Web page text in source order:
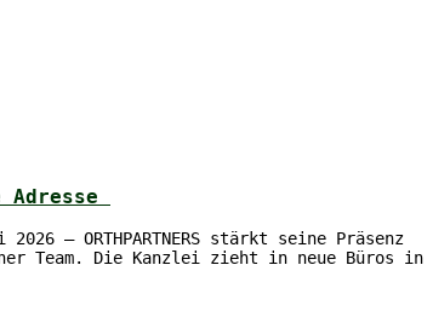
Adresse
– ORTHPARTNERS stärkt seine Präsenz
Team. Die Kanzlei zieht in neue Büros in